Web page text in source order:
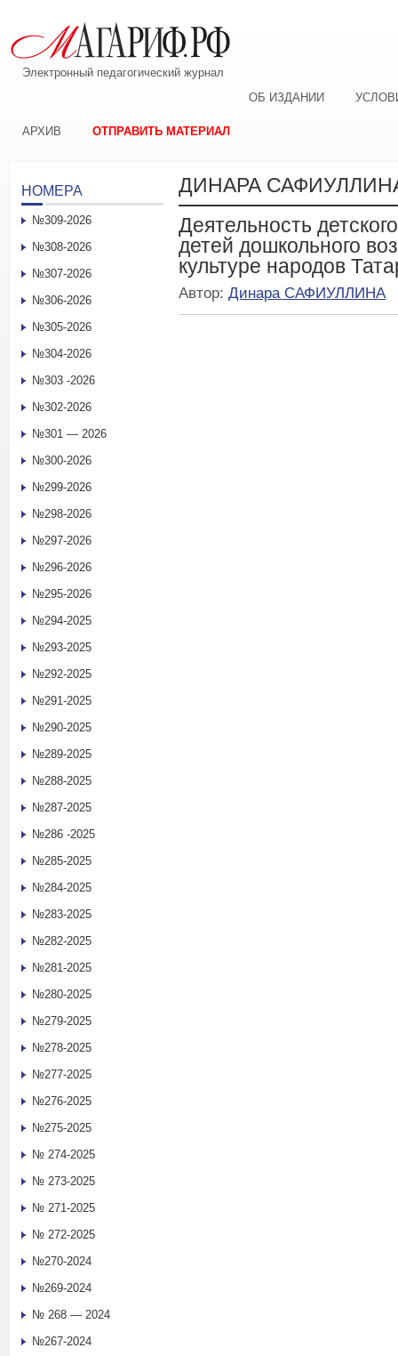
Электронный педагогический журнал
ОБ ИЗДАНИИ
АРХИВ ОТПРАВИТЬ МАТЕРИАЛ
ДИНАРА
Деятельность
детей дошкольного
культуре народов
Автор: Динара САФИУЛЛИНА
НОМЕРА
№309-2026
№308-2026
№307-2026
№306-2026
№305-2026
№304-2026
№303 -2026
№302-2026
№301 — 2026
№300-2026
№299-2026
№298-2026
№297-2026
№296-2026
№295-2026
№294-2025
№293-2025
№292-2025
№291-2025
№290-2025
№289-2025
№288-2025
№287-2025
№286 -2025
№285-2025
№284-2025
№283-2025
№282-2025
№281-2025
№280-2025
№279-2025
№278-2025
№277-2025
№276-2025
№275-2025
№ 274-2025
№ 273-2025
№ 271-2025
№ 272-2025
№270-2024
№269-2024
№ 268 — 2024
№267-2024